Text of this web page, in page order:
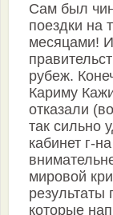
Сам был
поездки на
месяцами!
рубеж.
Кариму
отказали
так сильно
кабинет г-
мировой
результаты
которые